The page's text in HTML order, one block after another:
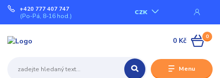
Menu
CZK
+420 777 407 747
(Po-Pá, 8-16 hod.)
0
0 Kč